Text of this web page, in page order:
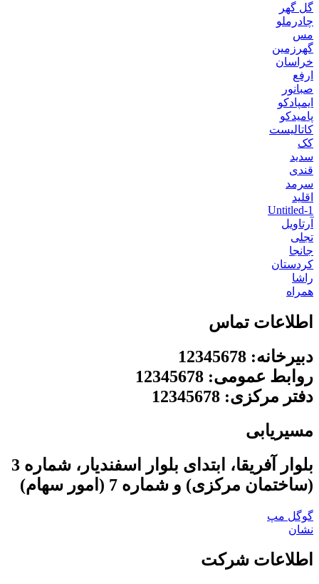
گل گهر
چادرملو
مس
گهرزمین
خراسان
ارفع
صبانور
ایمپادکو
پامیدکو
کاتالیست
کک
سدید
قندی
سرمد
اقلید
Untitled-1
آرتاویل
تجلی
جانجا
کردستان
راشا
همراه
اطلاعات تماس
دبیرخانه: 12345678
روابط عمومی: 12345678
دفتر مرکزی: 12345678
مسیریابی
بلوار آفریقا، ابتدای بلوار اسفندیار، شماره 3
(ساختمان مرکزی) و شماره 7 (امور سهام)
گوگل مپ
نشان
اطلاعات شرکت